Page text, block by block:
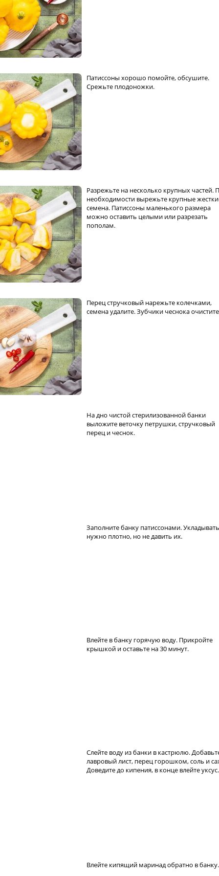
Патиссоны хорошо помойте, обсушите.
Срежьте плодоножки.
Разрежьте на несколько крупных частей.
необходимости вырежьте крупные
семена. Патиссоны маленького размера
можно оставить целыми или разрезать
пополам.
Перец стручковый нарежьте колечками,
семена удалите. Зубчики чеснока
На дно чистой стерилизованной банки
выложите веточку петрушки, стручковый
перец и чеснок.
Заполните банку патиссонами. Укладывать
нужно плотно, но не давить их.
Влейте в банку горячую воду. Прикройте
крышкой и оставьте на 30 минут.
Слейте воду из банки в кастрюлю.
лавровый лист, перец горошком, соль и
Доведите до кипения, в конце влейте уксус.
Влейте кипящий маринад обратно в банку.